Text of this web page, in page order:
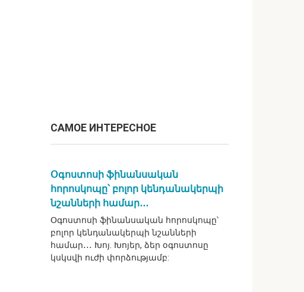
САМОЕ ИНТЕРЕСНОЕ
Օգոստոսի ֆինանսական
հորոսկոպը՝ բոլոր կենդանակերպի
նշանների համար․․․
Օգոստոսի ֆինանսական հորոսկոպը՝
բոլոր կենդանակերպի նշանների
համար․․․ Խոյ. Խոյեր, ձեր օգոստոսը
կսկսվի ուժի փորձությամբ: